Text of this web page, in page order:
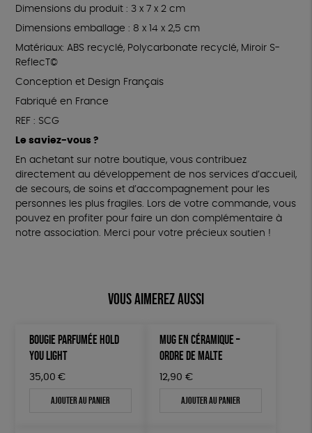
Dimensions du produit : 3 x 7 x 2 cm
Dimensions emballage : 8 x 14 x 2,5 cm
Matériaux: ABS recyclé, Polycarbonate recyclé, Miroir S-
ReflecT©
Conception et Design Français
Fabriqué en France
REF : SCG
Le saviez-vous ?
En achetant sur notre boutique, vous contribuez
directement au développement de nos services d’accueil,
de secours, de soins et d’accompagnement pour les
personnes les plus fragiles. Lors de votre commande, vous
pouvez en profiter pour faire un don complémentaire à
notre association. Merci pour votre précieux soutien !
Vous aimerez aussi
BOUGIE PARFUMÉE HOLD
YOU LIGHT
35,00 €
Ajouter au panier
MUG EN CÉRAMIQUE –
ORDRE DE MALTE
12,90 €
Ajouter au panier